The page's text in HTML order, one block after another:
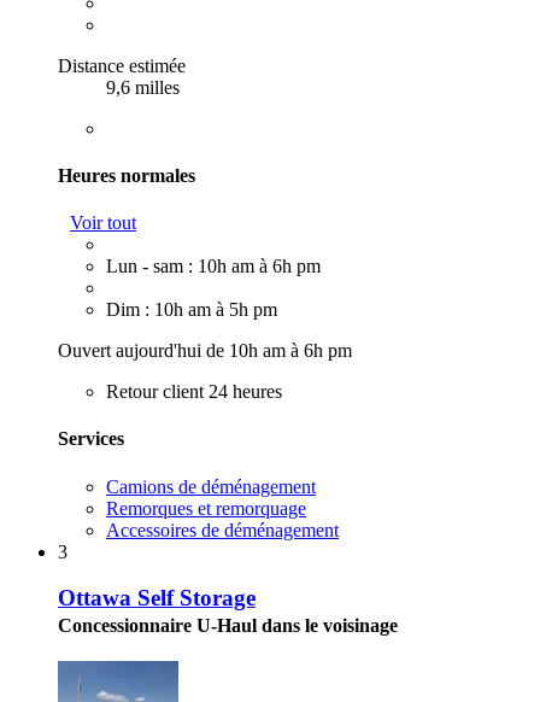
Distance estimée
9,6 milles
Heures normales
Voir tout
Lun - sam : 10h am à 6h pm
Dim : 10h am à 5h pm
Ouvert aujourd'hui de 10h am à 6h pm
Retour client 24 heures
Services
Camions de déménagement
Remorques et remorquage
Accessoires de déménagement
3
Ottawa Self Storage
Concessionnaire U-Haul dans le voisinage